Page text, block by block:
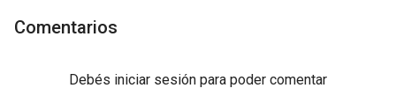
Comentarios
Debés iniciar sesión para poder comentar